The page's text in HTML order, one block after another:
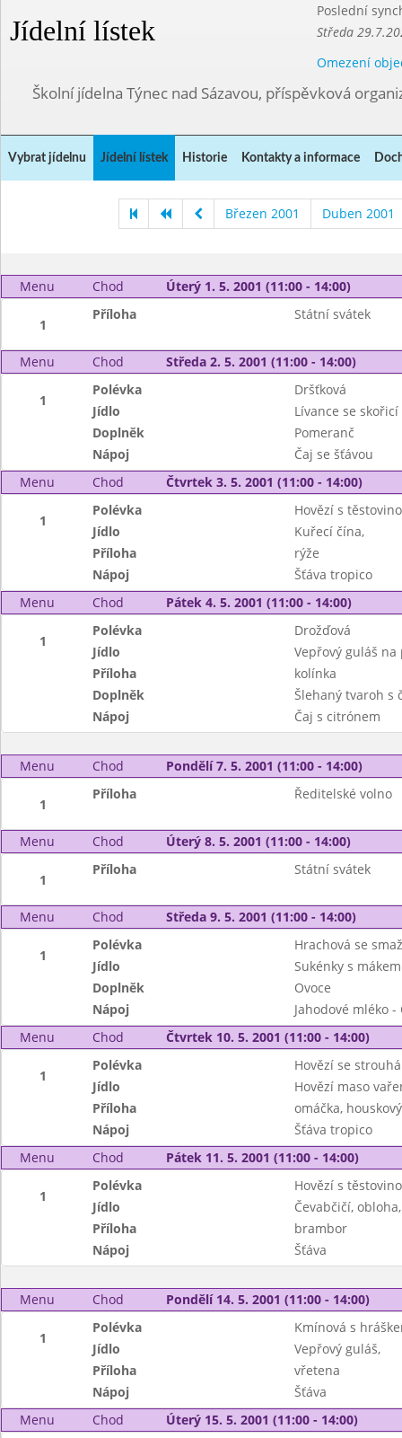
Jídelní lístek
Poslední
Středa
Omezení
Školní jídelna Týnec nad Sázavou, příspěvková
Vybrat jídelnu Jídelní lístek Historie Kontakty a informace
Březen 2001 Duben 2001
Menu Chod Úterý 1. 5. 2001 (11:00 - 14:00)
1
Příloha Státní svátek
Menu Chod Středa 2. 5. 2001 (11:00 - 14:00)
1
Polévka
Dršťková
Jídlo
Lívance se skořicí
Doplněk
Pomeranč
Nápoj
Čaj se šťávou
Menu
Chod Čtvrtek 3. 5. 2001 (11:00 - 14:00)
1
Polévka
Hovězí s
Jídlo
Kuřecí čína,
Příloha
rýže
Nápoj
Šťáva tropico
Menu
Chod Pátek 4. 5. 2001 (11:00 - 14:00)
1
Polévka
Drožďová
Jídlo
Vepřový guláš na
Příloha
kolínka
Doplněk
Šlehaný tvaroh s
Nápoj
Čaj s citrónem
Menu Chod Pondělí 7. 5. 2001 (11:00 - 14:00)
1
Příloha Ředitelské volno
Menu Chod Úterý 8. 5. 2001 (11:00 - 14:00)
1
Příloha Státní svátek
Menu Chod Středa 9. 5. 2001 (11:00 - 14:00)
1
Polévka
Hrachová se
Jídlo
Sukénky s mákem
Doplněk
Ovoce
Nápoj
Jahodové mléko -
Menu
Chod Čtvrtek 10. 5. 2001 (11:00 - 14:00)
1
Polévka
Hovězí se
Jídlo
Hovězí maso
Příloha
omáčka,
Nápoj
Šťáva tropico
Menu
Chod Pátek 11. 5. 2001 (11:00 - 14:00)
1
Polévka
Hovězí s
Jídlo
Čevabčičí, obloha,
Příloha
brambor
Nápoj
Šťáva
Menu Chod Pondělí 14. 5. 2001 (11:00 - 14:00)
1
Polévka
Kmínová s
Jídlo
Vepřový guláš,
Příloha
vřetena
Nápoj
Šťáva
Menu
Chod Úterý 15. 5. 2001 (11:00 - 14:00)